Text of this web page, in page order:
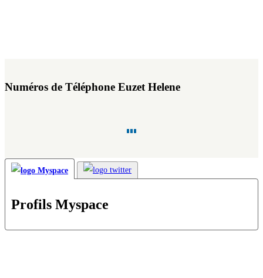
Numéros de Téléphone Euzet Helene
Profils Myspace